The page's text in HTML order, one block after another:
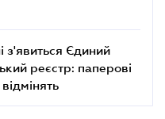
з'явиться Єдиний
реєстр: паперові